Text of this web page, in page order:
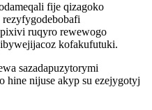
fije qizagoko
ruqyro rewewogo
kofakufutuki.
sazadapuzytorymi
hine nijuse akyp su ezejygotyj